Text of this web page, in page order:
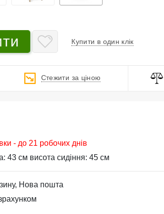
Купити в один клік
Стежити за ціною
- до 21 робочих днів
43 см висота сидіння: 45 см
Нова пошта